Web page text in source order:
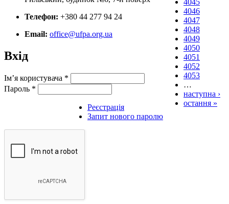
4045
4046
4047
4048
4049
4050
4051
4052
4053
…
наступна ›
остання »
Телефон: +380 44 277 94 24
Email: office@ufpa.org.ua
Вхід
Ім’я користувача *
Пароль *
Реєстрація
Запит нового паролю